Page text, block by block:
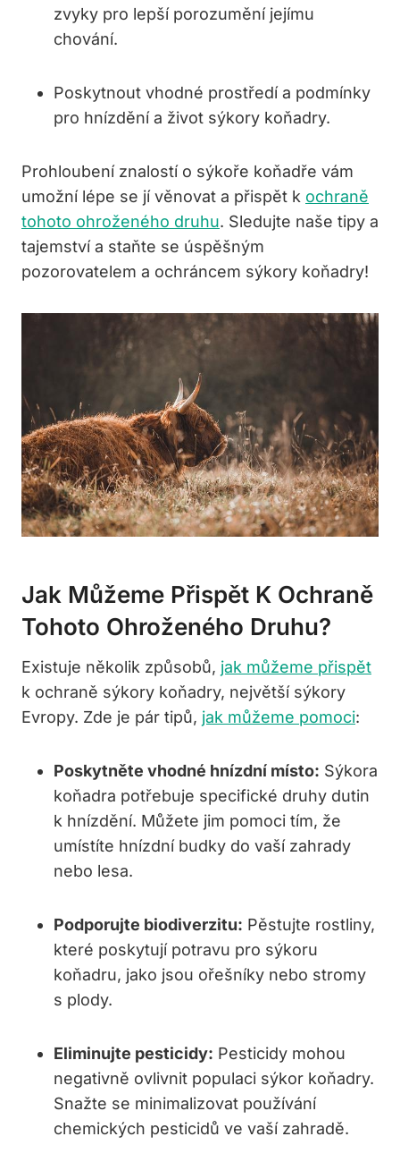
zvyky pro lepší porozumění jejímu
chování.
Poskytnout vhodné prostředí a podmínky
pro hnízdění a život sýkory koňadry.
Prohloubení znalostí o sýkoře koňadře vám
umožní lépe se jí věnovat a přispět k ochraně
tohoto ohroženého druhu. Sledujte naše tipy a
tajemství a staňte se úspěšným
pozorovatelem a ochráncem sýkory koňadry!
Jak Můžeme Přispět K Ochraně
Tohoto Ohroženého Druhu?
Existuje několik způsobů, jak můžeme přispět
k ochraně sýkory koňadry, největší sýkory
Evropy. Zde je pár tipů, jak můžeme pomoci:
Poskytněte vhodné hnízdní místo: Sýkora
koňadra potřebuje specifické druhy dutin
k hnízdění. Můžete jim pomoci tím, že
umístíte hnízdní budky do vaší zahrady
nebo lesa.
Podporujte biodiverzitu: Pěstujte rostliny,
které poskytují potravu pro sýkoru
koňadru, jako jsou ořešníky nebo stromy
s plody.
Eliminujte pesticidy: Pesticidy mohou
negativně ovlivnit populaci sýkor koňadry.
Snažte se minimalizovat používání
chemických pesticidů ve vaší zahradě.